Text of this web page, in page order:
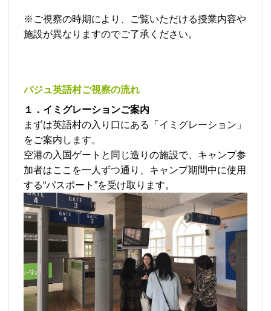
※ご視察の時期により、ご覧いただける授業内容や
施設が異なりますのでご了承ください。
パジュ英語村ご視察の流れ
１．イミグレーションご案内
まずは英語村の入り口にある「イミグレーション」
をご案内します。
空港の入国ゲートと同じ造りの施設で、キャンプ参
加者はここを一人ずつ通り、キャンプ期間中に使用
する“パスポート”を受け取ります。